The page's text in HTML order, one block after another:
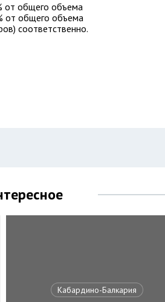
от общего объема
от общего объема
соответственно.
Кабардино-Балкария